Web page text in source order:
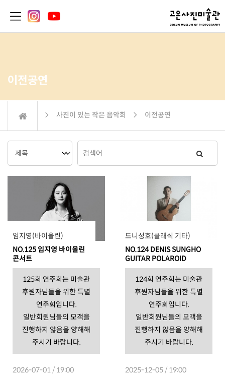
이전공연
 사진이 있는 작은 음악회  이전공연
임지영(바이올린)
NO.125 임지영 바이올린
콘서트
125회 연주회는 미술관
후원자님들을 위한 특별
연주회입니다.
일반회원님들의 모객을
진행하지 않음을 양해해
주시기 바랍니다.
2026-07-01 / 19:00
드니성호(클래식 기타)
NO.124 DENIS SUNGHO
GUITAR POLAROID
124회 연주회는 미술관
후원자님들을 위한 특별
연주회입니다.
일반회원님들의 모객을
진행하지 않음을 양해해
주시기 바랍니다.
2025-12-05 / 19:00